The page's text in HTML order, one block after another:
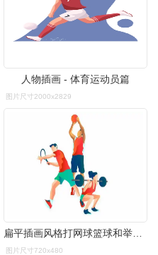
人物插画 - 体育运动员篇
图片尺寸2000x2829
图片尺寸720x480